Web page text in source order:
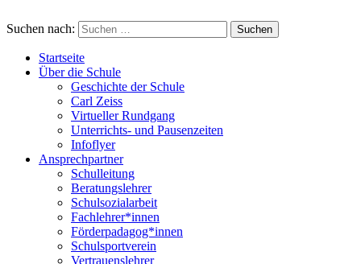
Suchen nach:
Startseite
Über die Schule
Geschichte der Schule
Carl Zeiss
Virtueller Rundgang
Unterrichts- und Pausenzeiten
Infoflyer
Ansprechpartner
Schulleitung
Beratungslehrer
Schulsozialarbeit
Fachlehrer*innen
Förderpadagog*innen
Schulsportverein
Vertrauenslehrer